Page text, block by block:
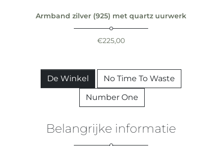
Armband zilver (925) met quartz uurwerk
€225,00
De Winkel
No Time To Waste
Number One
Belangrijke informatie